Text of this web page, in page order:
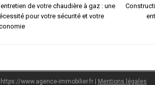
de votre chaudière à gaz : une
pour votre sécurité et votre
www.agence-immobilier.fr Mentions légales